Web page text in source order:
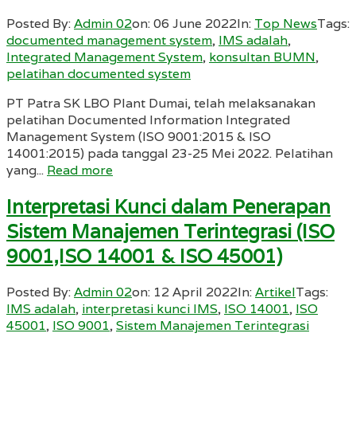
Posted By:Admin 02on:06 June 2022In: Top NewsTags:
documented management system, IMS adalah,
Integrated Management System, konsultan BUMN,
pelatihan documented system
PT Patra SK LBO Plant Dumai, telah melaksanakan
pelatihan Documented Information Integrated
Management System (ISO 9001:2015 & ISO
14001:2015) pada tanggal 23-25 Mei 2022. Pelatihan
yang... Read more
Interpretasi Kunci dalam Penerapan
Sistem Manajemen Terintegrasi (ISO
9001,ISO 14001 & ISO 45001)
Posted By:Admin 02on: 12 April 2022In:ArtikelTags:
IMS adalah, interpretasi kunci IMS, ISO 14001, ISO
45001, ISO 9001,Sistem Manajemen Terintegrasi